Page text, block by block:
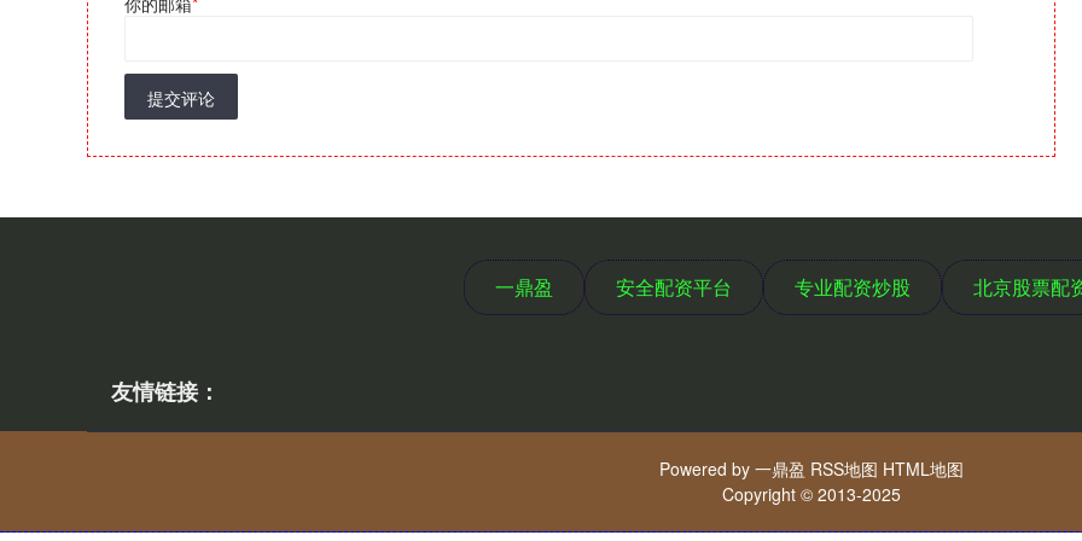
提交评论
一鼎盈 安全配资平台 专业配资炒股 北京股票配
友情链接：
Powered by 一鼎盈 RSS地图 HTML地图
Copyright © 2013-2025